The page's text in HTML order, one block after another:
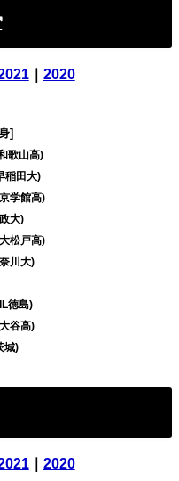
｜ 2020
]
歌山高)
田大)
学館高)
大)
松戸高)
川大)
徳島)
谷高)
城)
｜ 2020